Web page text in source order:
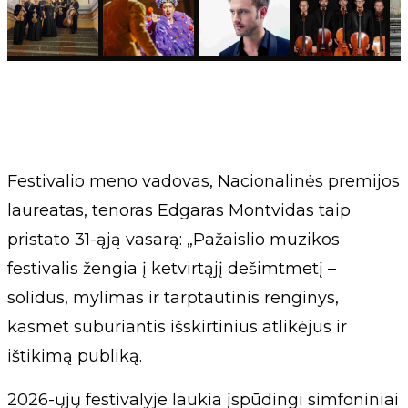
Festivalio meno vadovas, Nacionalinės premijos
laureatas, tenoras Edgaras Montvidas taip
pristato 31-ąją vasarą: „Pažaislio muzikos
festivalis žengia į ketvirtąjį dešimtmetį –
solidus, mylimas ir tarptautinis renginys,
kasmet suburiantis išskirtinius atlikėjus ir
ištikimą publiką.
2026-ųjų festivalyje laukia įspūdingi simfoniniai